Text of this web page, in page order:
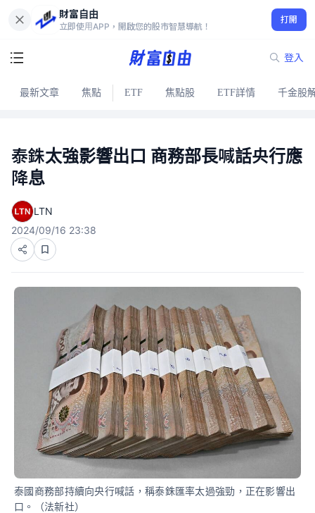
財富自由
立即使用APP，開啟您的股市智慧導航！
打開
登入
最新文章 焦點 ETF 焦點股 ETF詳情 千金股
泰銖太強影響出口 商務部長喊話央行應
降息
LTN
2024/09/16 23:38
泰國商務部持續向央行喊話，稱泰銖匯率太過強勁，正在影響出
口。（法新社）